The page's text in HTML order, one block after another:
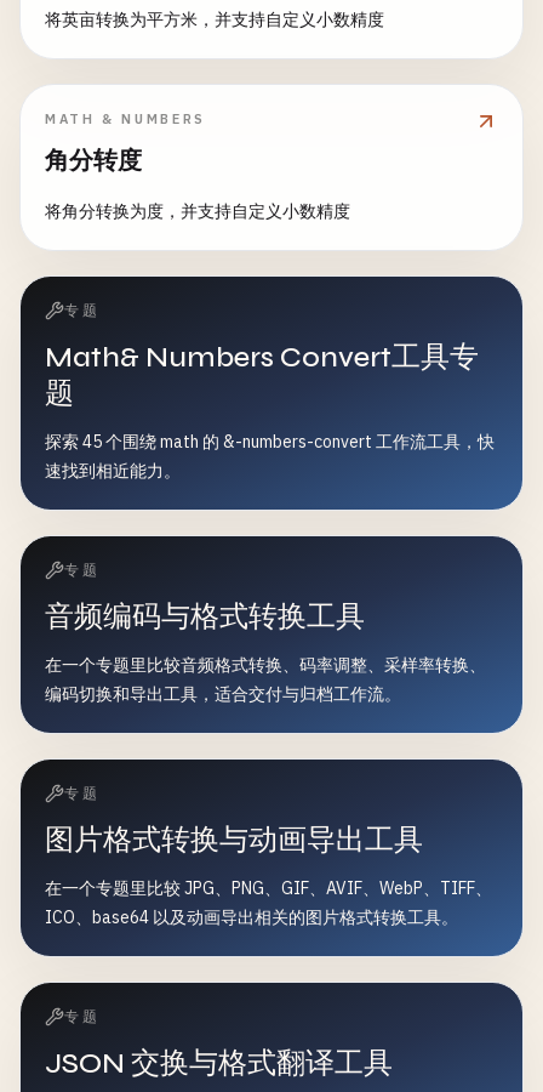
将英亩转换为平方米，并支持自定义小数精度
MATH & NUMBERS
角分转度
将角分转换为度，并支持自定义小数精度
专题
Math& Numbers Convert工具专
题
探索 45 个围绕 math 的 &-numbers-convert 工作流工具，快
速找到相近能力。
专题
音频编码与格式转换工具
在一个专题里比较音频格式转换、码率调整、采样率转换、
编码切换和导出工具，适合交付与归档工作流。
专题
图片格式转换与动画导出工具
在一个专题里比较 JPG、PNG、GIF、AVIF、WebP、TIFF、
ICO、base64 以及动画导出相关的图片格式转换工具。
专题
JSON 交换与格式翻译工具